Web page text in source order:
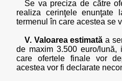
Se va preciza de către
realiza cerinţele enunţate
termenul în care acestea se
V. Valoarea estimată a
de maxim 3.500 euro/lună,
care ofertele finale vor
acestea vor fi declarate